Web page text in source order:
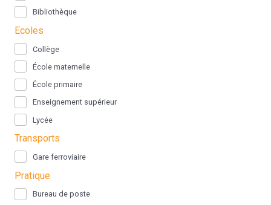
Bibliothèque
Ecoles
Collège
École maternelle
École primaire
Enseignement supérieur
Lycée
Transports
Gare ferroviaire
Pratique
Bureau de poste